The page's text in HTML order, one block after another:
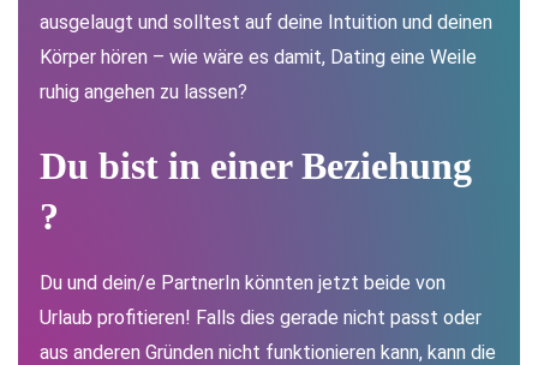
ausgelaugt und solltest auf deine Intuition und deinen
Körper hören – wie wäre es damit, Dating eine Weile
ruhig angehen zu lassen?
Du bist in einer Beziehung
?
Du und dein/e PartnerIn könnten jetzt beide von
Urlaub profitieren! Falls dies gerade nicht passt oder
aus anderen Gründen nicht funktionieren kann, kann die